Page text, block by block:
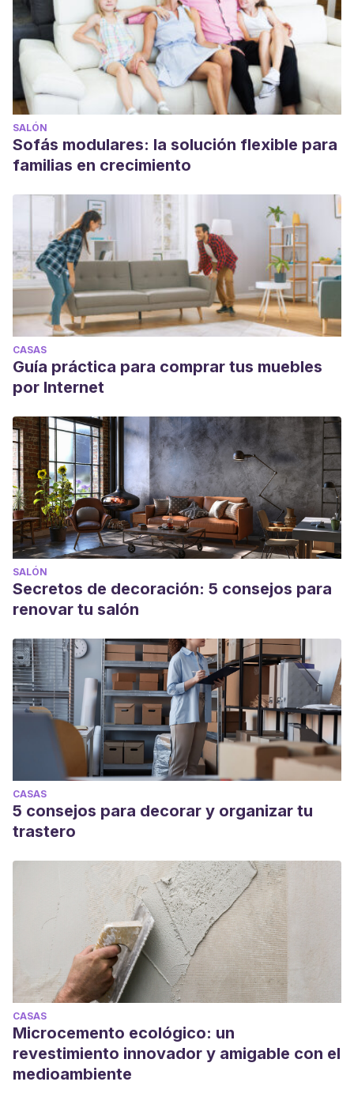
SALÓN
Sofás modulares: la solución flexible para
familias en crecimiento
CASAS
Guía práctica para comprar tus muebles
por Internet
SALÓN
Secretos de decoración: 5 consejos para
renovar tu salón
CASAS
5 consejos para decorar y organizar tu
trastero
CASAS
Microcemento ecológico: un
revestimiento innovador y amigable con el
medioambiente